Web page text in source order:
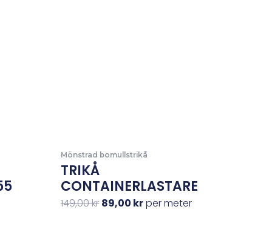
Mönstrad bomullstrikå
TRIKÅ
CONTAINERLASTARE
149,00kr 89,00 krper meter